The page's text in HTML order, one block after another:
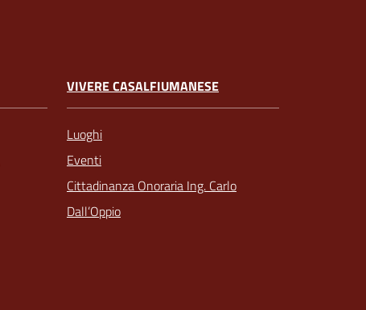
VIVERE CASALFIUMANESE
Luoghi
Eventi
Cittadinanza Onoraria Ing. Carlo
Dall’Oppio